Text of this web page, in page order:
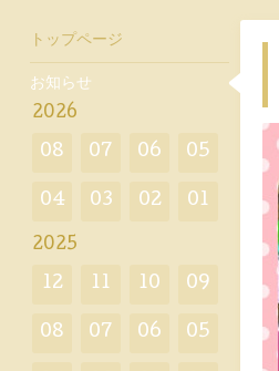
トップページ
お知らせ
2026
08 07 06 05
04 03 02 01
2025
12 11 10 09
08 07 06 05